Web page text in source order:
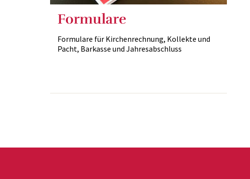
Formulare
Formulare für Kirchenrechnung, Kollekte und
Pacht, Barkasse und Jahresabschluss